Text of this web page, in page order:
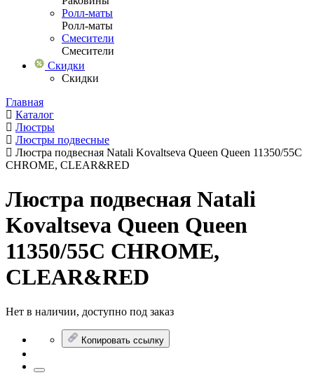
Ролл-маты
Ролл-маты
Смесители
Смесители
Скидки
Скидки
Главная
Каталог
Люстры
Люстры подвесные
Люстра подвесная Natali Kovaltseva Queen Queen 11350/55С
CHROME, CLEAR&RED
Люстра подвесная Natali
Kovaltseva Queen Queen
11350/55С CHROME,
CLEAR&RED
Нет в наличии, доступно под заказ
Копировать ссылку